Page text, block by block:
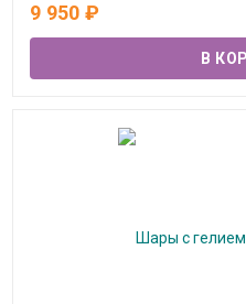
9 950 ₽